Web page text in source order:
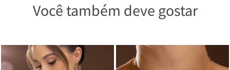
Você também deve gostar